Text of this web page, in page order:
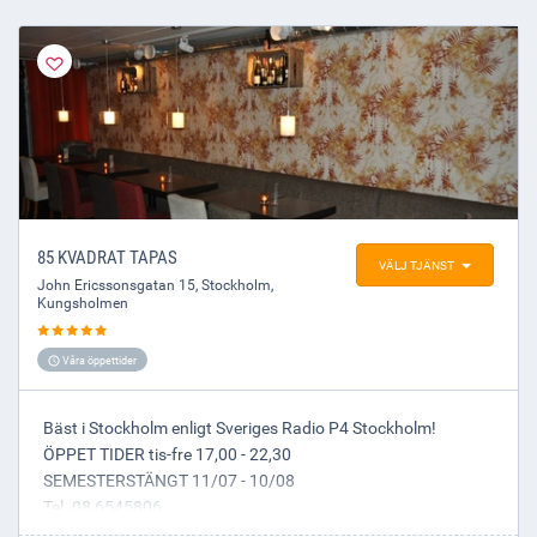
Låt dig inspireras eller tipsa andra om just ditt favoritkök. Med vår
långa erfarenhet kan vi lova att du hittar den restaurang i
Stockholm som passar just dig.
VÄLJ TJÄNST
85 KVADRAT TAPAS
John Ericssonsgatan 15, Stockholm,
Kungsholmen
Våra öppettider
Bäst i Stockholm enligt Sveriges Radio P4 Stockholm!
ÖPPET TIDER tis-fre 17,00 - 22,30
SEMESTERSTÄNGT 11/07 - 10/08
Tel. 08 6545806
LÖNELÖRDAGAR (första lördag efter 25 varje månad)